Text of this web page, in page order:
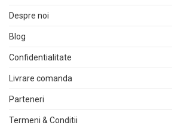
Despre noi
Blog
Confidentialitate
Livrare comanda
Parteneri
Termeni & Conditii